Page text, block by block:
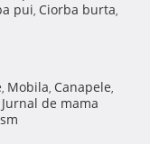
pui, Ciorba burta,
, Mobila, Canapele,
Jurnal de mama